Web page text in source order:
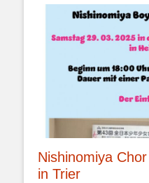
Nishinomiya
in Trier